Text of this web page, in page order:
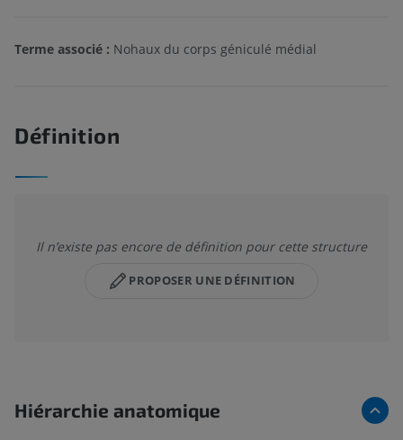
Terme associé : Nohaux du corps géniculé médial
Définition
Il n’existe pas encore de définition pour cette structure
PROPOSER UNE DÉFINITION
Hiérarchie anatomique